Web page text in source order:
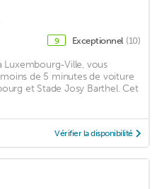
9 Exceptionnel (10)
Luxembourg-Ville, vous
de 5 minutes de voiture
et Stade Josy Barthel. Cet
Vérifier la disponibilité